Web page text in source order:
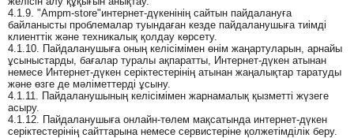
4.1.9. "Ampm-store"интернет-дүкенінің сайтын пайдалануға
байланысты проблемалар туындаған кезде пайдаланушыға тиімді
клиенттік және техникалық қолдау көрсету.
4.1.10. Пайдаланушыға оның келісімімен өнім жаңартуларын, арнайы
ұсыныстарды, бағалар туралы ақпаратты, Интернет-дүкен атынан
немесе Интернет-дүкен серіктестерінің атынан жаңалықтар таратуды
және өзге де мәліметтерді ұсыну.
4.1.11. Пайдаланушының келісімімен жарнамалық қызметті жүзеге
асыру.
4.1.12. Пайдаланушыға онлайн-төлем мақсатында интернет-дүкен
серіктестерінің сайттарына немесе сервистеріне қолжетімділік беру.